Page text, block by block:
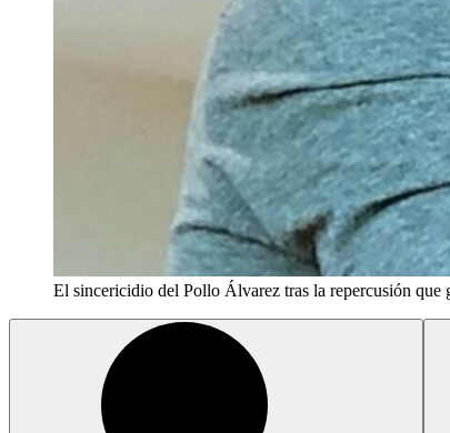
El sincericidio del Pollo Álvarez tras la repercusión que